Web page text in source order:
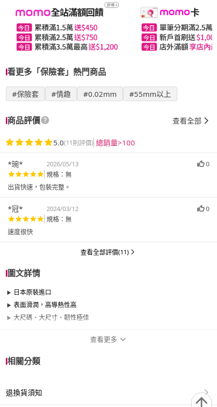
看更多「保險套」熱門商品
#保險套 #情趣 #0.02mm #55mm以上
商品評價 查看全部
5.0(11則評價) 總銷量>100
*琬* 2026/05/13
0
規格：無
出貨快速，包裝完整。
*冠* 2024/03/12
0
規格：無
速度很快
查看全部評價(11)
圖文詳情
日本原裝進口
表面滑潤，高導熱性高
大尺碼、大尺寸、韌性極佳
類型
查看更多
相關分類
退換貨須知